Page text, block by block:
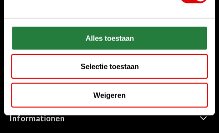
Alles toestaan
Selectie toestaan
Weigeren
Start chat
Senden Sie uns eine E-Mail
sales@golfdriver.nl
Informationen